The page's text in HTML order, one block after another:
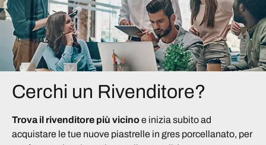
Cerchi un Rivenditore?
Trova il rivenditore più vicinoe inizia subito ad
acquistare le tue nuove piastrelle in gres porcellanato, per